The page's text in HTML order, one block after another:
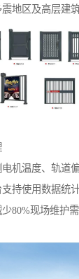
地区及高层建筑
机温度、轨道
持使用数据统
80%现场维护